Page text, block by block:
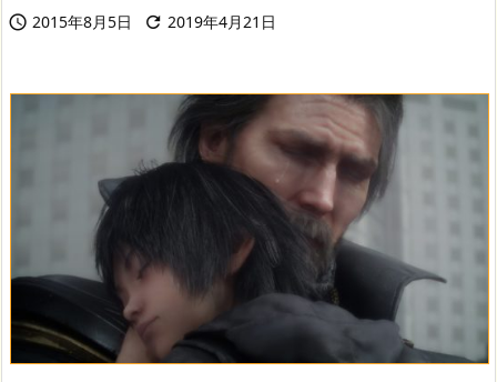
 2015年8月5日  2019年4月21日